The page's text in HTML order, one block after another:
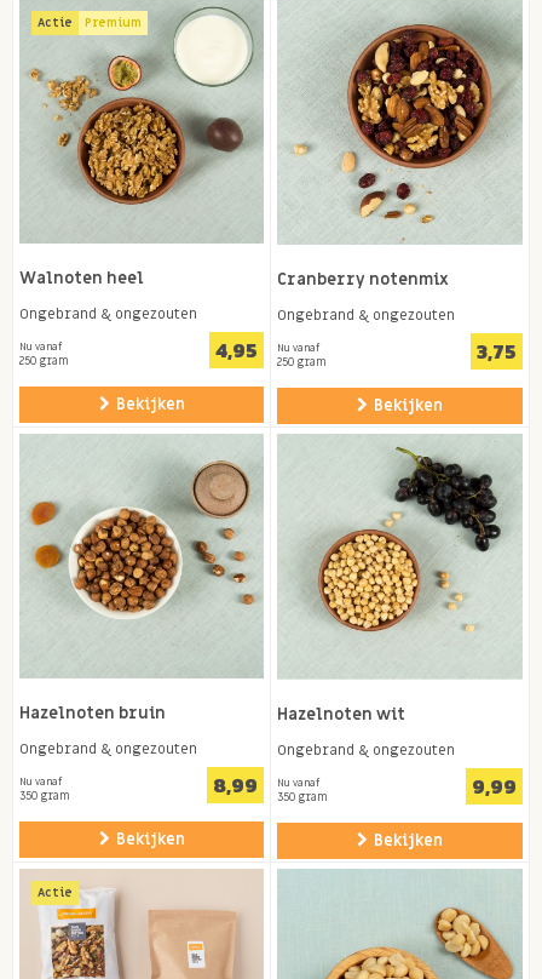
Actie Premium
Walnoten heel
Ongebrand & ongezouten
Nu vanaf
250 gram 4,95
Bekijken
Cranberry notenmix
Ongebrand & ongezouten
Nu vanaf
250 gram 3,75
Bekijken
Hazelnoten bruin
Ongebrand & ongezouten
Nu vanaf
350 gram 8,99
Bekijken
Hazelnoten wit
Ongebrand & ongezouten
Nu vanaf
350 gram 9,99
Bekijken
Actie